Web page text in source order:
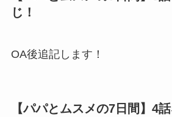
じ！
OA後追記します！
【パパとムスメの7日間】4